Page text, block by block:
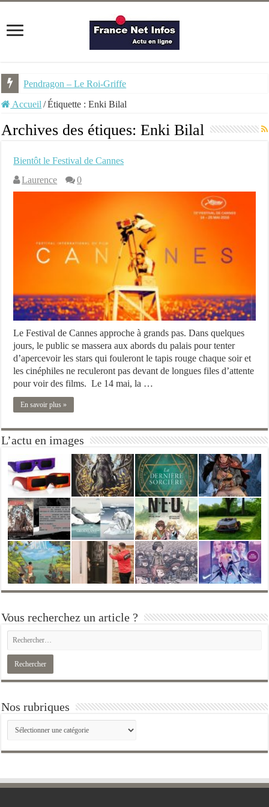
Pendragon – Le Roi-Griffe
Accueil /Étiquette :Enki Bilal
Archives des étiques:Enki Bilal
Bientôt le Festival de Cannes
Laurence
0
Le Festival de Cannes approche à grands pas. Dans quelques
jours, le public se massera aux abords du palais pour tenter
d’apercevoir les stars qui fouleront le tapis rouge chaque soir et
les cinéphiles ne reculeront pas devant de longues files d’attente
pour voir des films. Le 14 mai, la …
En savoir plus »
L’actu en images
Vous recherchez un article ?
Nos rubriques
Nos
rubriques